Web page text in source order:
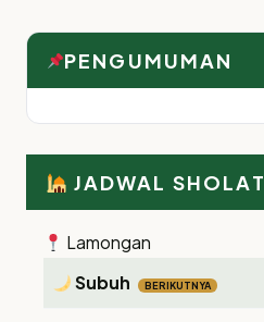
PENGUMUMAN
JADWAL SHOLAT
Lamongan
Subuh
BERIKUTNYA